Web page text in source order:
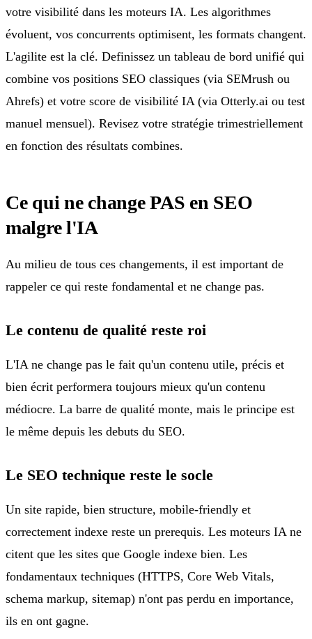
votre visibilité dans les moteurs IA. Les algorithmes
évoluent, vos concurrents optimisent, les formats changent.
L'agilite est la clé. Definissez un tableau de bord unifié qui
combine vos positions SEO classiques (via SEMrush ou
Ahrefs) et votre score de visibilité IA (via Otterly.ai ou test
manuel mensuel). Revisez votre stratégie trimestriellement
en fonction des résultats combines.
Ce qui ne change PAS en SEO
malgre l'IA
Au milieu de tous ces changements, il est important de
rappeler ce qui reste fondamental et ne change pas.
Le contenu de qualité reste roi
L'IA ne change pas le fait qu'un contenu utile, précis et
bien écrit performera toujours mieux qu'un contenu
médiocre. La barre de qualité monte, mais le principe est
le même depuis les debuts du SEO.
Le SEO technique reste le socle
Un site rapide, bien structure, mobile-friendly et
correctement indexe reste un prerequis. Les moteurs IA ne
citent que les sites que Google indexe bien. Les
fondamentaux techniques (HTTPS, Core Web Vitals,
schema markup, sitemap) n'ont pas perdu en importance,
ils en ont gagne.